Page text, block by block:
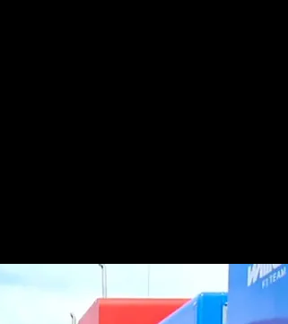
su última vez en
Fernando Alonso, en Montmeló